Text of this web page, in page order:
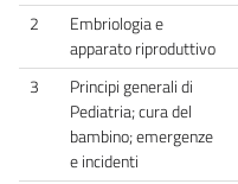
2
Embriologia e
apparato riproduttivo
3
Principi generali di
Pediatria; cura del
bambino; emergenze
e incidenti